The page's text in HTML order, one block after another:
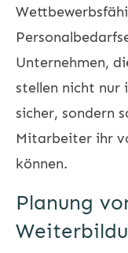
Unternehmen,
stellen nicht nur
sicher, sondern
Mitarbeiter ihr
können.
Planung